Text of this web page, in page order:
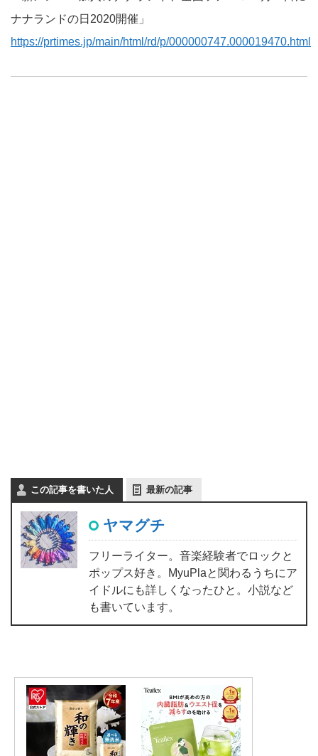
ナナランドの日2020開催」
https://prtimes.jp/main/html/rd/p/000000747.000019470.html
この記事を書いた人 最新の記事
ヤマグチ
フリーライター。音楽経験者でロックと
ポップス好き。MyuPlaと関わるうちにア
イドルにも詳しくなったひと。小説など
も書いています。